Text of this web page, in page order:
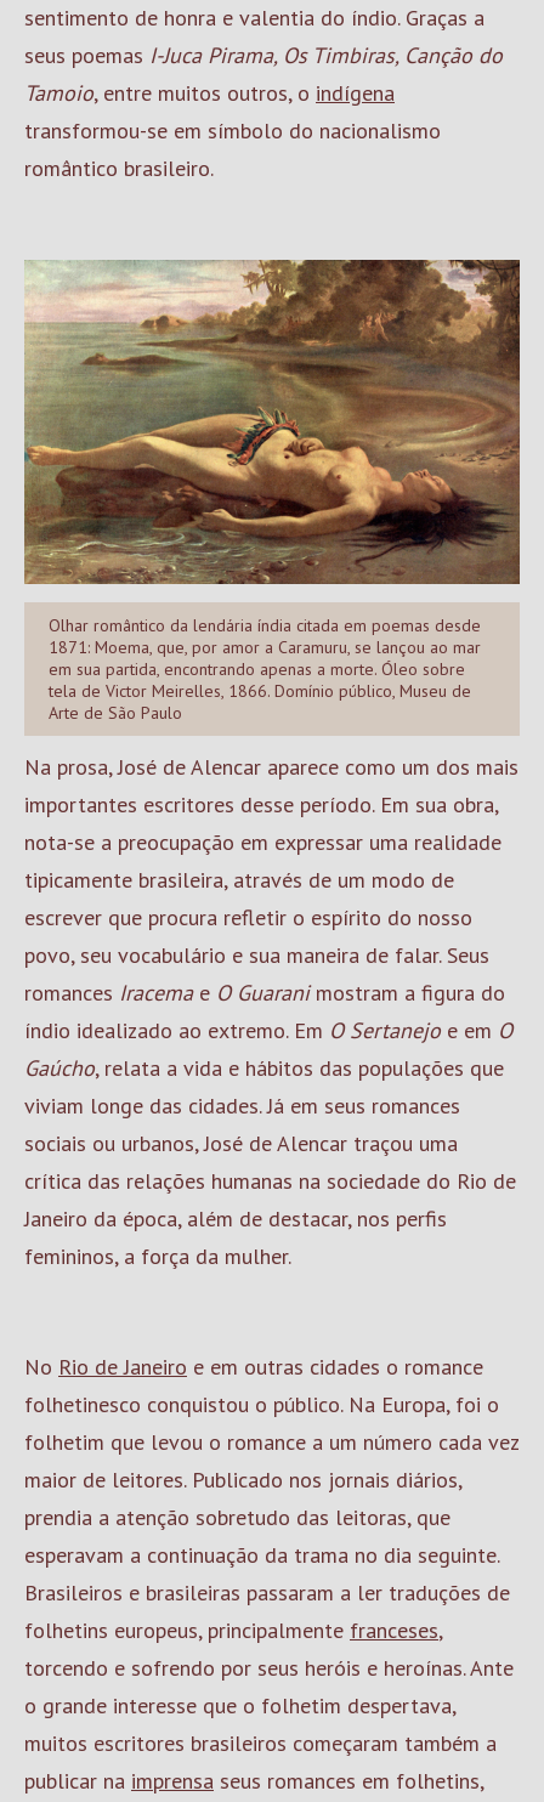
sentimento de honra e valentia do índio. Graças a
seus poemas I-Juca Pirama, Os Timbiras, Canção do
Tamoio, entre muitos outros, o indígena
transformou-se em símbolo do nacionalismo
romântico brasileiro.
Olhar romântico da lendária índia citada em poemas desde
1871: Moema, que, por amor a Caramuru, se lançou ao mar
em sua partida, encontrando apenas a morte. Óleo sobre
tela de Victor Meirelles, 1866. Domínio público, Museu de
Arte de São Paulo
Na prosa, José de Alencar aparece como um dos mais
importantes escritores desse período. Em sua obra,
nota-se a preocupação em expressar uma realidade
tipicamente brasileira, através de um modo de
escrever que procura refletir o espírito do nosso
povo, seu vocabulário e sua maneira de falar. Seus
romances Iracemae O Guaranimostram a figura do
índio idealizado ao extremo. Em O Sertanejo e em O
Gaúcho, relata a vida e hábitos das populações que
viviam longe das cidades. Já em seus romances
sociais ou urbanos, José de Alencar traçou uma
crítica das relações humanas na sociedade do Rio de
Janeiro da época, além de destacar, nos perfis
femininos, a força da mulher.
No Rio de Janeiro e em outras cidades o romance
folhetinesco conquistou o público. Na Europa, foi o
folhetim que levou o romance a um número cada vez
maior de leitores. Publicado nos jornais diários,
prendia a atenção sobretudo das leitoras, que
esperavam a continuação da trama no dia seguinte.
Brasileiros e brasileiras passaram a ler traduções de
folhetins europeus, principalmente franceses,
torcendo e sofrendo por seus heróis e heroínas. Ante
o grande interesse que o folhetim despertava,
muitos escritores brasileiros começaram também a
publicar na imprensa seus romances em folhetins,